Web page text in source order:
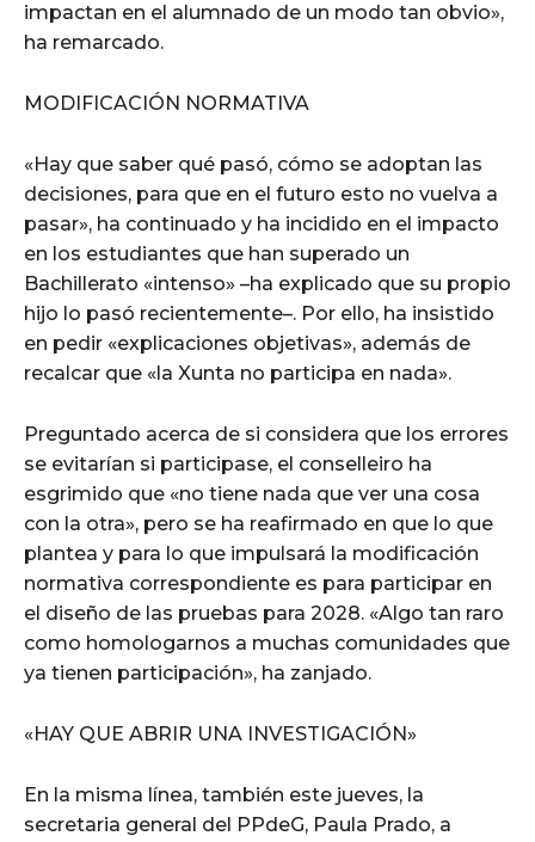
impactan en el alumnado de un modo tan obvio»,
ha remarcado.
MODIFICACIÓN NORMATIVA
«Hay que saber qué pasó, cómo se adoptan las
decisiones, para que en el futuro esto no vuelva a
pasar», ha continuado y ha incidido en el impacto
en los estudiantes que han superado un
Bachillerato «intenso» –ha explicado que su propio
hijo lo pasó recientemente–. Por ello, ha insistido
en pedir «explicaciones objetivas», además de
recalcar que «la Xunta no participa en nada».
Preguntado acerca de si considera que los errores
se evitarían si participase, el conselleiro ha
esgrimido que «no tiene nada que ver una cosa
con la otra», pero se ha reafirmado en que lo que
plantea y para lo que impulsará la modificación
normativa correspondiente es para participar en
el diseño de las pruebas para 2028. «Algo tan raro
como homologarnos a muchas comunidades que
ya tienen participación», ha zanjado.
«HAY QUE ABRIR UNA INVESTIGACIÓN»
En la misma línea, también este jueves, la
secretaria general del PPdeG, Paula Prado, a